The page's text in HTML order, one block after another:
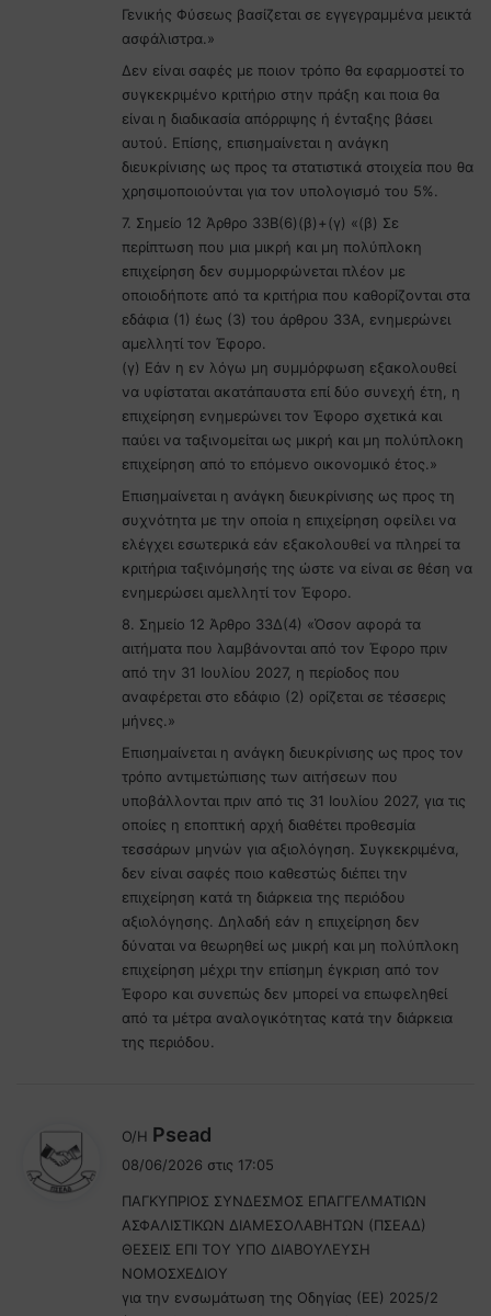
Γενικής Φύσεως βασίζεται σε εγγεγραμμένα μεικτά
ασφάλιστρα.»
Δεν είναι σαφές με ποιον τρόπο θα εφαρμοστεί το
συγκεκριμένο κριτήριο στην πράξη και ποια θα
είναι η διαδικασία απόρριψης ή ένταξης βάσει
αυτού. Επίσης, επισημαίνεται η ανάγκη
διευκρίνισης ως προς τα στατιστικά στοιχεία που θα
χρησιμοποιούνται για τον υπολογισμό του 5%.
7. Σημείο 12 Άρθρο 33Β(6)(β)+(γ) «(β) Σε
περίπτωση που μια μικρή και μη πολύπλοκη
επιχείρηση δεν συμμορφώνεται πλέον με
οποιοδήποτε από τα κριτήρια που καθορίζονται στα
εδάφια (1) έως (3) του άρθρου 33Α, ενημερώνει
αμελλητί τον Έφορο.
(γ) Εάν η εν λόγω μη συμμόρφωση εξακολουθεί
να υφίσταται ακατάπαυστα επί δύο συνεχή έτη, η
επιχείρηση ενημερώνει τον Έφορο σχετικά και
παύει να ταξινομείται ως μικρή και μη πολύπλοκη
επιχείρηση από το επόμενο οικονομικό έτος.»
Eπισημαίνεται η ανάγκη διευκρίνισης ως προς τη
συχνότητα με την οποία η επιχείρηση οφείλει να
ελέγχει εσωτερικά εάν εξακολουθεί να πληρεί τα
κριτήρια ταξινόμησής της ώστε να είναι σε θέση να
ενημερώσει αμελλητί τον Έφορο.
8. Σημείο 12 Άρθρο 33Δ(4) «Όσον αφορά τα
αιτήματα που λαμβάνονται από τον Έφορο πριν
από την 31 Ιουλίου 2027, η περίοδος που
αναφέρεται στο εδάφιο (2) ορίζεται σε τέσσερις
μήνες.»
Eπισημαίνεται η ανάγκη διευκρίνισης ως προς τον
τρόπο αντιμετώπισης των αιτήσεων που
υποβάλλονται πριν από τις 31 Ιουλίου 2027, για τις
οποίες η εποπτική αρχή διαθέτει προθεσμία
τεσσάρων μηνών για αξιολόγηση. Συγκεκριμένα,
δεν είναι σαφές ποιο καθεστώς διέπει την
επιχείρηση κατά τη διάρκεια της περιόδου
αξιολόγησης. Δηλαδή εάν η επιχείρηση δεν
δύναται να θεωρηθεί ως μικρή και μη πολύπλοκη
επιχείρηση μέχρι την επίσημη έγκριση από τον
Έφορο και συνεπώς δεν μπορεί να επωφεληθεί
από τα μέτρα αναλογικότητας κατά την διάρκεια
της περιόδου.
Ο/Η Psead
:
08/06/2026 στις 17:05
ΠΑΓΚΥΠΡΙΟΣ ΣΥΝΔΕΣΜΟΣ ΕΠΑΓΓΕΛΜΑΤΙΩΝ
ΑΣΦΑΛΙΣΤΙΚΩΝ ΔΙΑΜΕΣΟΛΑΒΗΤΩΝ (ΠΣΕΑΔ)
ΘΕΣΕΙΣ ΕΠΙ ΤΟΥ ΥΠΟ ΔΙΑΒΟΥΛΕΥΣΗ
ΝΟΜΟΣΧΕΔΙΟΥ
για την ενσωμάτωση της Οδηγίας (ΕΕ) 2025/2